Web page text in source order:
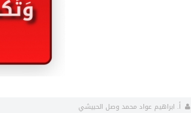
أ. ابراهيم عواد محمد وصل الحبيشي